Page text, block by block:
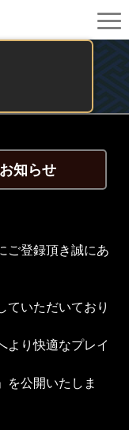
知らせ
ご登録頂き誠にあ
ていただいており
より快適なプレイ
を公開いたしま